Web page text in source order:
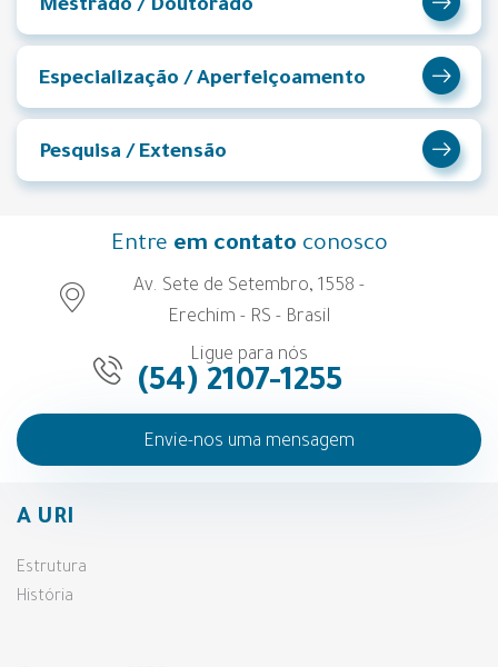
Mestrado / Doutorado
Especialização / Aperfeiçoamento
Pesquisa / Extensão
Entre em contato conosco
Av. Sete de Setembro, 1558 -
Erechim - RS - Brasil
Ligue para nós
(54) 2107-1255
Envie-nos uma mensagem
A URI
Estrutura
História